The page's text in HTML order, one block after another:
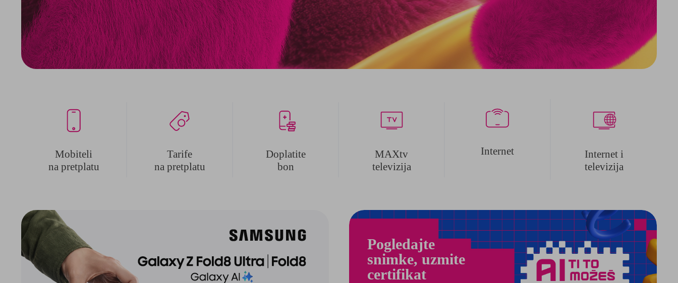
Mobiteli
na pretplatu
Tarife
na pretplatu
Doplatite
bon
MAXtv
televizija
Internet
Internet i
televizija
Pogledajte
snimke, uzmite
certifikat